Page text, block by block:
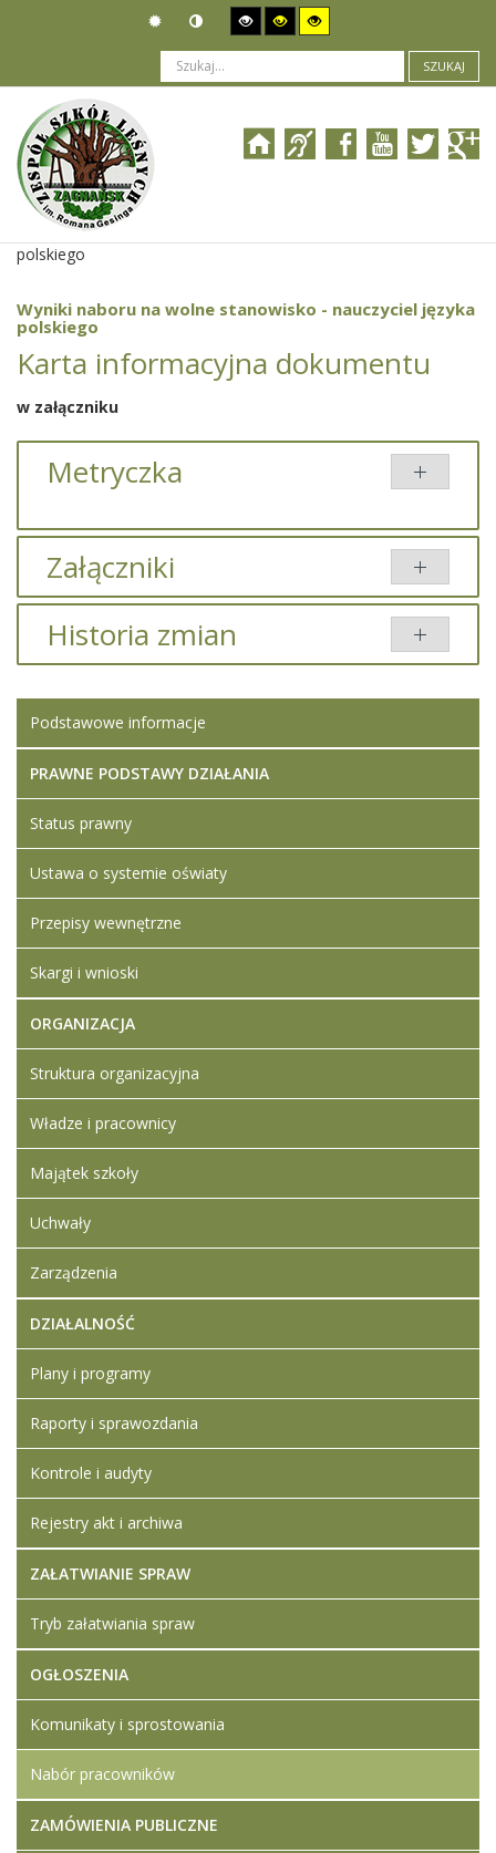
SZUKAJ
Jesteś tutaj: Ogłoszenia
Wyniki naboru na wolne stanowisko - nauczyciel języka
polskiego
Wyniki naboru na wolne stanowisko - nauczyciel języka
polskiego
Karta informacyjna dokumentu
w załączniku
Metryczka
Załączniki
Brak załączników.
Historia zmian
Artykuł został
zmieniony.
poniedziałek,
18 wrzesień
2023 16:15
Ledwójcik
Artykuł został
Dodane
załączniki
Wyniki
naboru na
stanowisko
nauczyciela
języka
18 wrzesień
2023 16:17
Artykuł został
zmieniony.
poniedziałek,
18 wrzesień
Iwona
Podstawowe informacje
PRAWNE PODSTAWY DZIAŁANIA
Status prawny
Ustawa o systemie oświaty
Przepisy wewnętrzne
Skargi i wnioski
ORGANIZACJA
Struktura organizacyjna
Władze i pracownicy
Majątek szkoły
Uchwały
Zarządzenia
DZIAŁALNOŚĆ
Plany i programy
Raporty i sprawozdania
Kontrole i audyty
Rejestry akt i archiwa
ZAŁATWIANIE SPRAW
Tryb załatwiania spraw
OGŁOSZENIA
Komunikaty i sprostowania
Nabór pracowników
ZAMÓWIENIA PUBLICZNE